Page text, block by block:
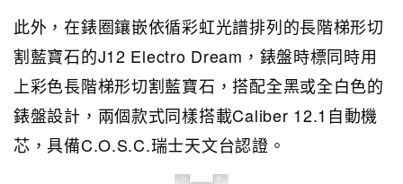
此外，在錶圈鑲嵌依循彩虹光譜排列的長階梯形切
割藍寶石的J12 Electro Dream，錶盤時標同時用
上彩色長階梯形切割藍寶石，搭配全黑或全白色的
錶盤設計，兩個款式同樣搭載Caliber 12.1自動機
芯，具備C.O.S.C.瑞士天文台認證。